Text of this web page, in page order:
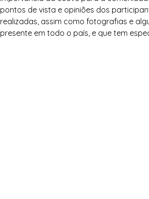
pontos de vista e opiniões dos
realizadas, assim como fotografias e
presente em todo o país, e que tem